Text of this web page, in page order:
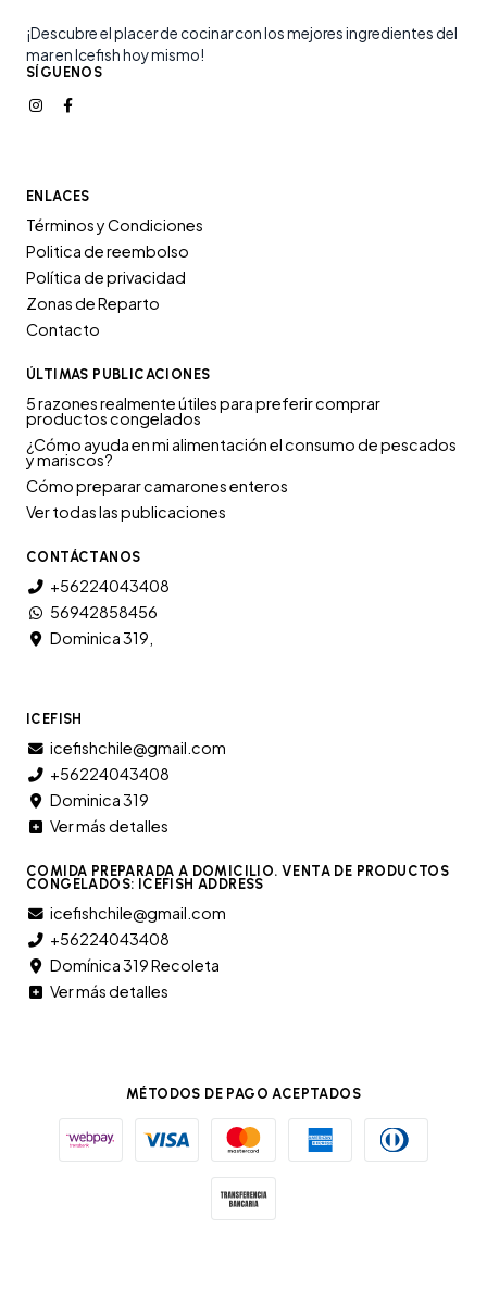
¡Descubre el placer de cocinar con los mejores ingredientes del
mar en Icefish hoy mismo!
SÍGUENOS
ENLACES
Términos y Condiciones
Politica de reembolso
Política de privacidad
Zonas de Reparto
Contacto
ÚLTIMAS PUBLICACIONES
5 razones realmente útiles para preferir comprar
productos congelados
¿Cómo ayuda en mi alimentación el consumo de pescados
y mariscos?
Cómo preparar camarones enteros
Ver todas las publicaciones
CONTÁCTANOS
+56224043408
56942858456
Dominica 319,
ICEFISH
icefishchile@gmail.com
+56224043408
Dominica 319
Ver más detalles
COMIDA PREPARADA A DOMICILIO. VENTA DE PRODUCTOS
CONGELADOS: ICEFISH ADDRESS
icefishchile@gmail.com
+56224043408
Domínica 319 Recoleta
Ver más detalles
MÉTODOS DE PAGO ACEPTADOS